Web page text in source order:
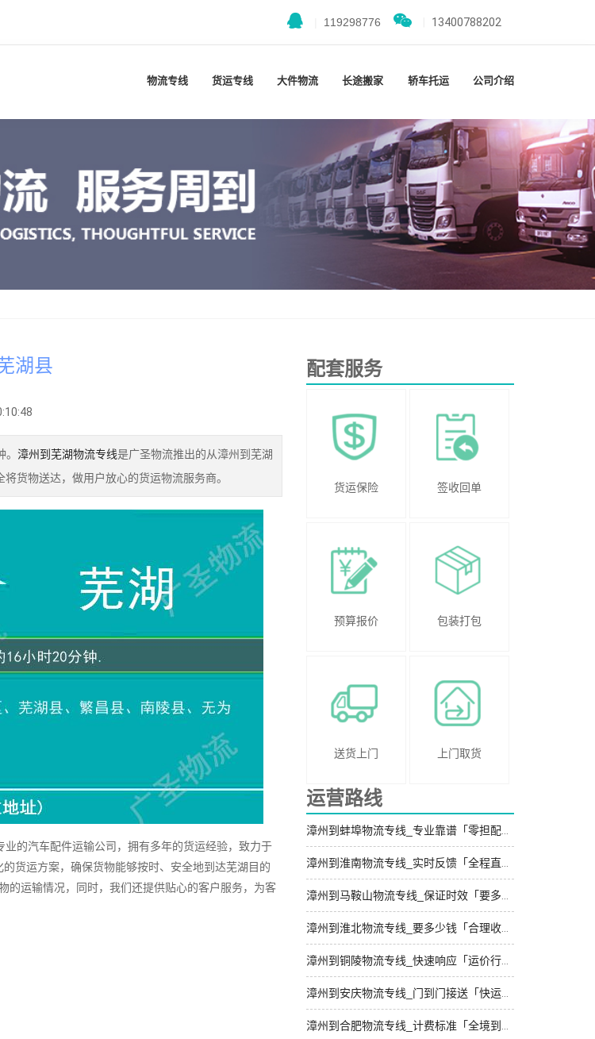
119298776 13400788202
物流专线 货运专线 大件物流 长途搬家 轿车托运 公司介绍
湖县
漳州到芜湖物流专线是广圣物流推出的从漳州到芜湖
货物送达，做用户放心的货运物流服务商。
的汽车配件运输公司，拥有多年的货运经验，致力于
货运方案，确保货物能够按时、安全地到达芜湖目的
的运输情况，同时，我们还提供贴心的客户服务，为客
配套服务
货运保险 签收回单
预算报价 包装打包
送货上门 上门取货
运营路线
漳州到蚌埠物流专线_专业靠谱「零担配货」
漳州到淮南物流专线_实时反馈「全程直达」
漳州到马鞍山物流专线_保证时效「要多少钱」
漳州到淮北物流专线_要多少钱「合理收费」
漳州到铜陵物流专线_快速响应「运价行情」
漳州到安庆物流专线_门到门接送「快运有保障」
漳州到合肥物流专线_计费标准「全境到达」